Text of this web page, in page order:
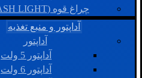
چراغ قوه (FLASH LIGHT)
آداپتور و منبع تغذیه
آداپتور
آداپتور 5 ولت
آداپتور 6 ولت